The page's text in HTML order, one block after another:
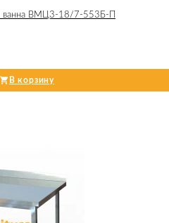
ванна ВМЦ3-18/7-553Б-П
В корзину